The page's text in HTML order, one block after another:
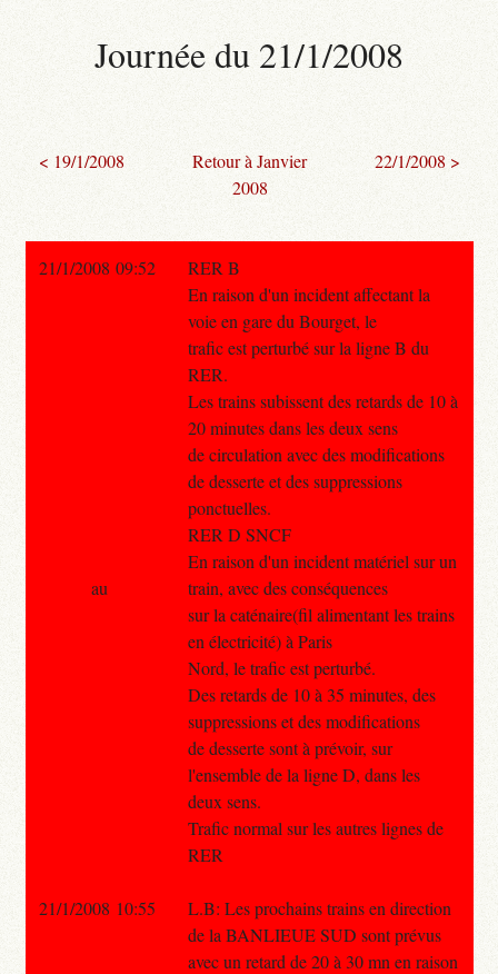
Journée du 21/1/2008
< 19/1/2008
Retour à Janvier
2008
22/1/2008 >
21/1/2008 09:52
RER B
En raison d'un incident affectant la
voie en gare du Bourget, le
trafic est perturbé sur la ligne B du
RER.
Les trains subissent des retards de 10 à
20 minutes dans les deux sens
de circulation avec des modifications
de desserte et des suppressions
ponctuelles.
RER D SNCF
En raison d'un incident matériel sur un
train, avec des conséquences
sur la caténaire(fil alimentant les trains
en électricité) à Paris
Nord, le trafic est perturbé.
Des retards de 10 à 35 minutes, des
suppressions et des modifications
de desserte sont à prévoir, sur
l'ensemble de la ligne D, dans les
deux sens.
Trafic normal sur les autres lignes de
RER
L.B: Les prochains trains en direction
de la BANLIEUE SUD sont prévus
avec un retard de 20 à 30 mn en raison
au
21/1/2008 10:55